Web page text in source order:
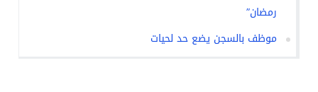
رمضان”
موظف بالسجن يضع حد لحيات